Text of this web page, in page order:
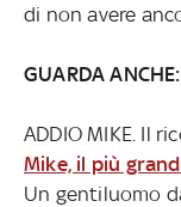
di non avere
GUARDA ANCHE:
ADDIO MIKE. Il
Mike, il più
Un gentiluomo